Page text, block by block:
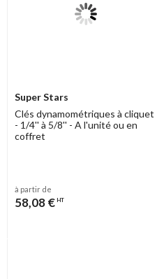
Super Stars
Clés dynamométriques à cliquet
- 1/4'' à 5/8'' - A l'unité ou en
coffret
à partir de
58,08 € HT